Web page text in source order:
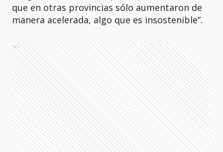
que en otras provincias sólo aumentaron de
manera acelerada, algo que es insostenible”.
Ads